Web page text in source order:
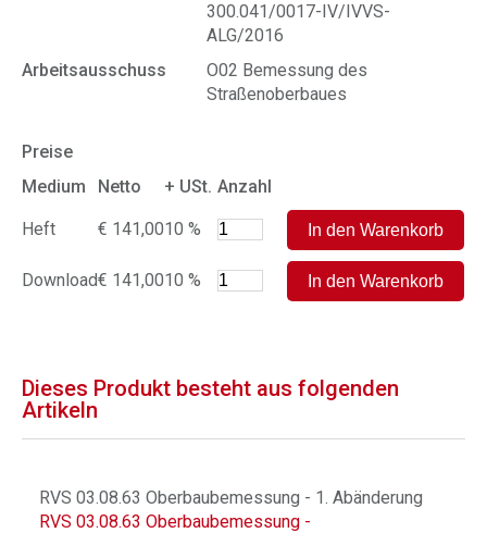
300.041/0017-IV/IVVS-
ALG/2016
Arbeitsausschuss
O02 Bemessung des
Straßenoberbaues
Preise
Medium
Netto + USt. Anzahl
Heft € 141,0010 %
Download€ 141,0010 %
Dieses Produkt besteht aus folgenden
Artikeln
RVS 03.08.63 Oberbaubemessung - 1. Abänderung
RVS 03.08.63 Oberbaubemessung -